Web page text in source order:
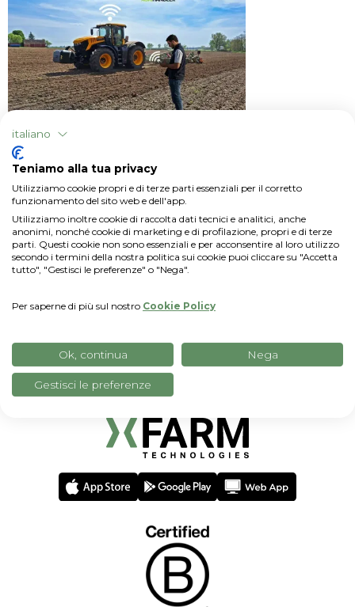
Rassegna stampa
Maszyny z portfolio Agrihandlera w ramach
wsparcia dla rolnictwa 4.0 dzięki współpracy z
xFarm Technologies
italiano
Teniamo alla tua privacy
Utilizziamo cookie propri e di terze parti essenziali per il corretto
funzionamento del sito web e dell'app.
Utilizziamo inoltre cookie di raccolta dati tecnici e analitici, anche
anonimi, nonché cookie di marketing e di profilazione, propri e di terze
parti. Questi cookie non sono essenziali e per acconsentire al loro utilizzo
secondo i termini della nostra politica sui cookie puoi cliccare su "Accetta
tutto", "Gestisci le preferenze" o "Nega".
Per saperne di più sul nostro Cookie Policy
Ok, continua Nega
Gestisci le preferenze